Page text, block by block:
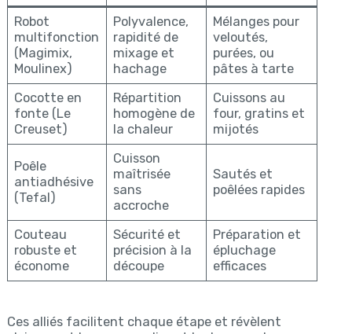
Robot
multifonction
(Magimix,
Moulinex)
Polyvalence,
rapidité de
mixage et
hachage
Mélanges pour
veloutés,
purées, ou
pâtes à tarte
Cocotte en
fonte (Le
Creuset)
Répartition
homogène de
la chaleur
Cuissons au
four, gratins et
mijotés
Poêle
antiadhésive
(Tefal)
Cuisson
maîtrisée
sans
accroche
Sautés et
poêlées rapides
Couteau
robuste et
économe
Sécurité et
précision à la
découpe
Préparation et
épluchage
efficaces
Ces alliés facilitent chaque étape et révèlent